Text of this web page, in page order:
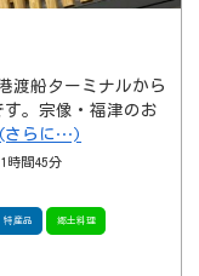
渡船ターミナルから
。宗像・福津のお
(さらに…)
時間45分
特産品 郷土料理